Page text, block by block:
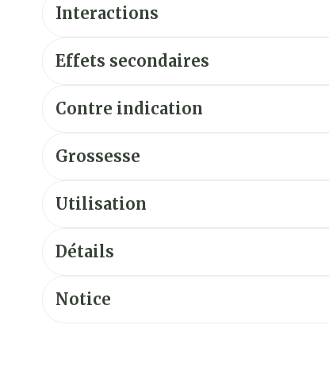
Interactions
Effets secondaires
Contre indication
Grossesse
Utilisation
Détails
Notice